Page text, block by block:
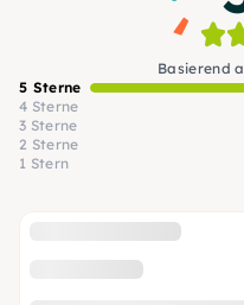
Basierend
5 Sterne
4 Sterne
3 Sterne
2 Sterne
1 Stern